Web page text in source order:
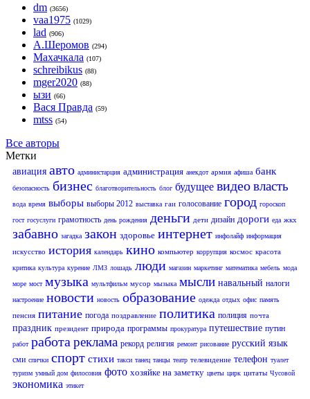
dm (3656)
vaa1975 (1029)
lad (906)
А.Шеромов (294)
Махачкала (107)
schreibikus (88)
mger2020 (88)
ызи (66)
Вася Правда (59)
mtss (54)
Все авторы
Метки
авиация авто администарция администрация анекдот армия афиша банк
безопасность бизнес благотворительность блог будущее видеовласть
вода время выборы выборы 2012 выставка гаи голосование город гороскоп
гост госуслуги грамотность день рождения деньги дети дизайн дороги еда жкх
забавно загадка закон здоровье интернет инфолайф информация
искусство история календарь кино компьютер коррупция космос красота
критика культура курение ЛМЗ лошадь люди магазин маркетинг математика мебель мода
море мост музыка мультфильм мусор мызыка мысли навальный налоги
настроение новости новость образование одежда отдых офис память
пенсия питание погода поздравление политика полиция почта
праздник президент природа программы прокуратура путешествие путин
работ работа реклама рекорд религия ремонт рисование русский язык
сми спички спорт стихи такси танец танцы театр телевидение телефон туалет
туризм умный дом филосовия фото хозяйке на заметку цветы цирк цитаты Чусовой
экономика этикет